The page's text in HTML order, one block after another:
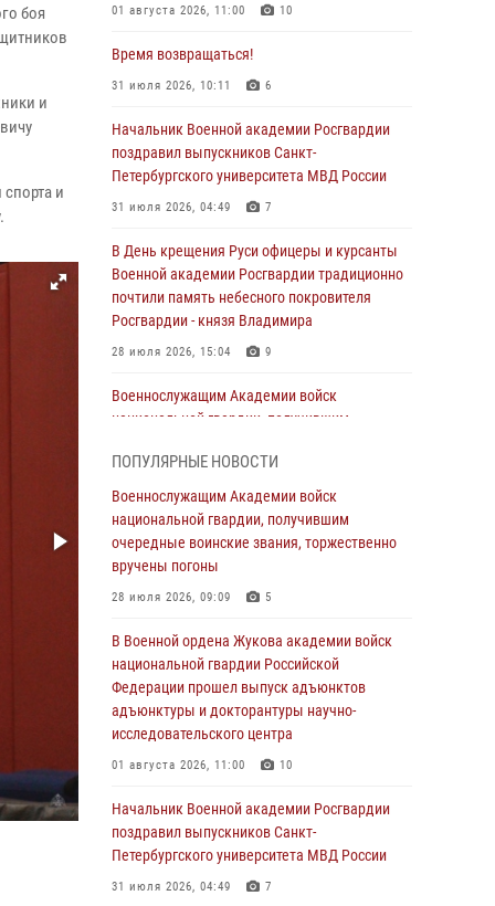
боя
и
и
01 августа 2026, 11:00 10
Время возвращаться!
31 июля 2026, 10:11 6
Начальник Военной академии Росгвардии
поздравил выпускников Санкт-
Петербургского университета МВД России
31 июля 2026, 04:49 7
В День крещения Руси офицеры и курсанты
Военной академии Росгвардии традиционно
почтили память небесного покровителя
Росгвардии - князя Владимира
28 июля 2026, 15:04 9
Военнослужащим Академии войск
национальной гвардии, получившим
вручены погоны
28 июля 2026, 09:09 5
В Военной академии Росгвардии оглашены
итоги абитуриентских сборов 2026 года
27 июля 2026, 14:49 7
Военная академия информирует!
23 июля 2026, 04:51
Курсант Военной академии войск
национальной гвардии принял участие в
профориентационной встрече в Иверском
22 июля 2026, 09:41 6
Мастер‑класс по стрельбе: точность, тактика,
профессионализм
ПОПУЛЯРНЫЕ НОВОСТИ
Военнослужащим Академии войск
национальной гвардии, получившим
очередные воинские звания, торжественно
вручены погоны
28 июля 2026, 09:09 5
В Военной ордена Жукова академии войск
национальной гвардии Российской
Федерации прошел выпуск адъюнктов
адъюнктуры и докторантуры научно-
исследовательского центра
01 августа 2026, 11:00 10
Начальник Военной академии Росгвардии
поздравил выпускников Санкт-
Петербургского университета МВД России
31 июля 2026, 04:49 7